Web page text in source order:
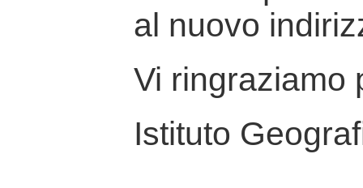
al nuovo
Vi ringraziamo
Istituto